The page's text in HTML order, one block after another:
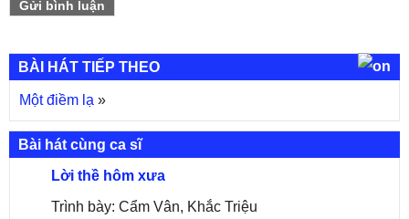
BÀI HÁT TIẾP THEO
Một điềm lạ »
Bài hát cùng ca sĩ
Lời thề hôm xưa
Trình bày: Cẩm Vân, Khắc Triệu